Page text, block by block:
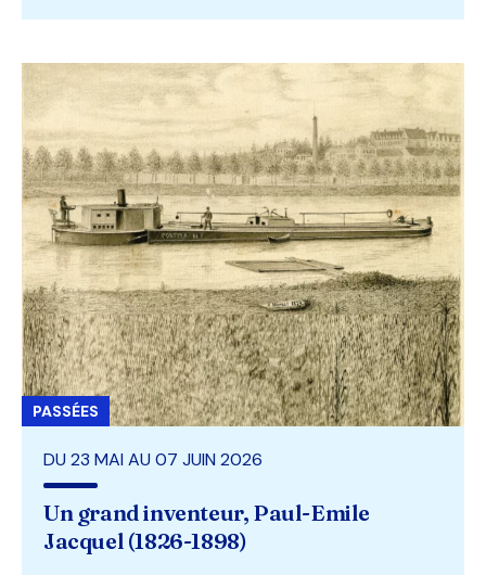
PASSÉES
DU 23 MAI AU 07 JUIN 2026
Un grand inventeur, Paul-Emile
Jacquel (1826-1898)